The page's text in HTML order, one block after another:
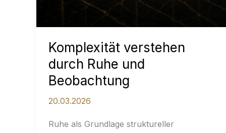
Komplexität verstehen
durch Ruhe und
Beobachtung
20.03.2026
Ruhe als Grundlage struktureller